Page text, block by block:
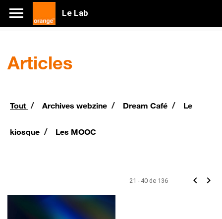
Le Lab
Articles
Tout / Archives webzine / Dream Café / Le
kiosque / Les MOOC
21 - 40 de 136 chevron_left chevron_right